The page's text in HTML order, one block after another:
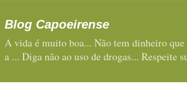
Blog Capoeirense
A vida é muito boa... Não tem dinheiro
a ... Diga não ao uso de drogas... Respeite